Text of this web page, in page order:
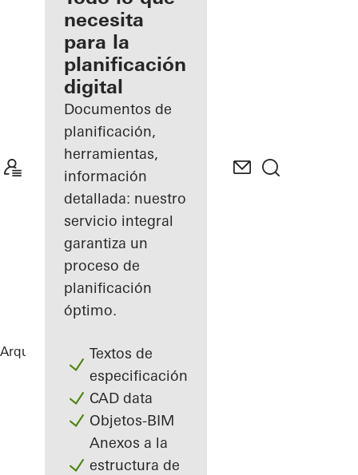
registrado
Descubre
mi área
de
trabajo
necesita
para la
planificación
digital
Documentos de
planificación,
herramientas,
información
detallada: nuestro
servicio integral
garantiza un
proceso de
planificación
óptimo.
Textos de
especificación
CAD data
Objetos-BIM
Anexos a la
estructura de
Arquitectos ReferenciasHighlights